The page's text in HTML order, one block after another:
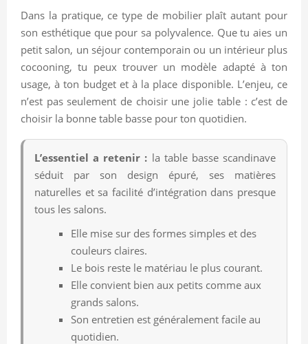
Dans la pratique, ce type de mobilier plaît autant pour
son esthétique que pour sa polyvalence. Que tu aies un
petit salon, un séjour contemporain ou un intérieur plus
cocooning, tu peux trouver un modèle adapté à ton
usage, à ton budget et à la place disponible. L’enjeu, ce
n’est pas seulement de choisir une jolie table : c’est de
choisir la bonne table basse pour ton quotidien.
L’essentiel a retenir : la table basse scandinave
séduit par son design épuré, ses matières
naturelles et sa facilité d’intégration dans presque
tous les salons.
Elle mise sur des formes simples et des
couleurs claires.
Le bois reste le matériau le plus courant.
Elle convient bien aux petits comme aux
grands salons.
Son entretien est généralement facile au
quotidien.